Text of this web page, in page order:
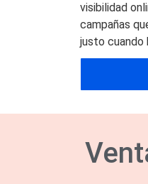
visibilidad
campañas
justo cuando